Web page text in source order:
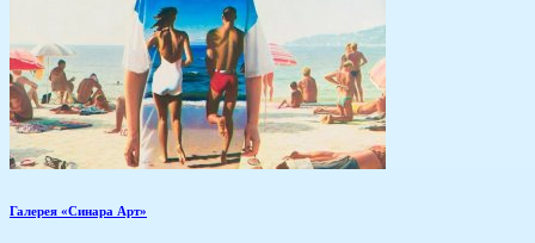
Галерея «Синара Арт»